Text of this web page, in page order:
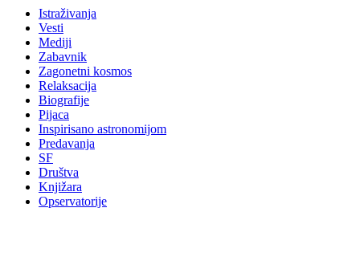
Istraživanja
Vesti
Mediji
Zabavnik
Zagonetni kosmos
Relaksacija
Biografije
Pijaca
Inspirisano astronomijom
Predavanja
SF
Društva
Knjižara
Opservatorije